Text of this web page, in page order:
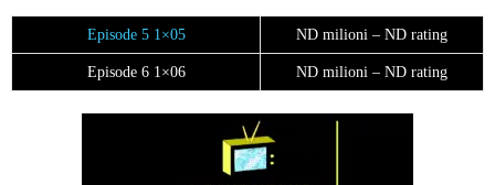
Episode 5 1×05 ND milioni – ND rating
Episode 6 1×06 ND milioni – ND rating